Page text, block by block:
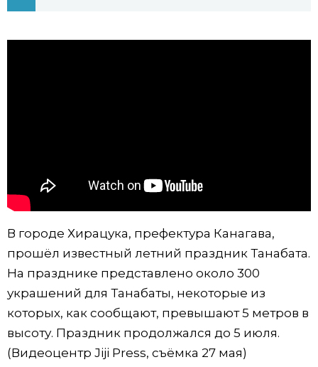
Политика
Жизнь
Технологии
Токио
От редакции
Японский калейдоскоп
В городе Хирацука, префектура Канагава,
прошёл известный летний праздник Танабата.
На празднике представлено около 300
украшений для Танабаты, некоторые из
которых, как сообщают, превышают 5 метров в
высоту. Праздник продолжался до 5 июля.
(Видеоцентр Jiji Press, съёмка 27 мая)